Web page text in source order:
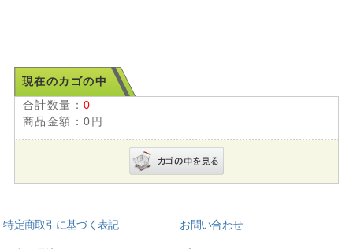
現在のカゴの中
合計数量：0
商品金額：0円
特定商取引に基づく表記 お問い合わせ